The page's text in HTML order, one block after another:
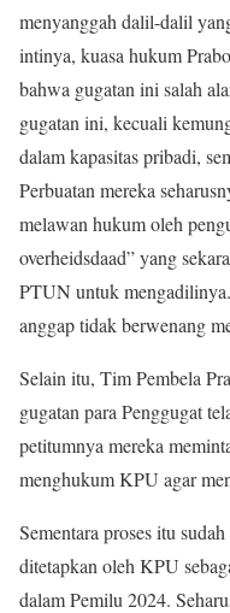
menyanggah dalil-dalil
intinya, kuasa hukum
bahwa gugatan ini salah
gugatan ini, kecuali
dalam kapasitas pribadi,
Perbuatan mereka
melawan hukum oleh
overheidsdaad” yang
PTUN untuk
anggap tidak berwenang
Selain itu, Tim Pembela
gugatan para Penggugat
petitumnya mereka
menghukum KPU agar
Sementara proses itu
ditetapkan oleh KPU
dalam Pemilu 2024.